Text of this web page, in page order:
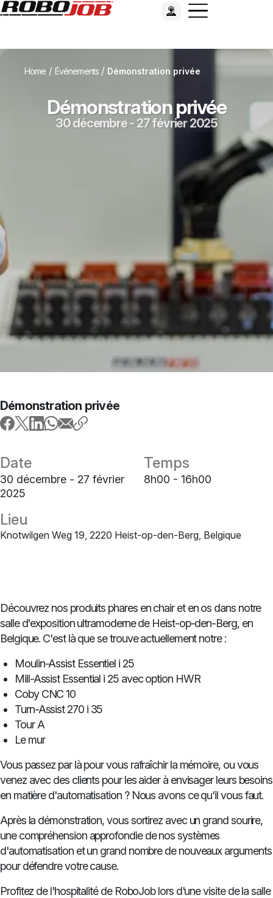
Home / Événements / Démonstration privée
Démonstration privée
30 décembre - 27 février 2025
Démonstration privée
Date
30 décembre - 27 février
2025
Temps
8h00 - 16h00
Lieu
Knotwilgen Weg 19, 2220 Heist-op-den-Berg, Belgique
Découvrez nos produits phares en chair et en os dans notre
salle d'exposition ultramoderne de Heist-op-den-Berg, en
Belgique. C'est là que se trouve actuellement notre :
Moulin-Assist Essentiel i 25
Mill-Assist Essential i 25 avec option HWR
Coby CNC 10
Turn-Assist 270 i 35
Tour A
Le mur
Vous passez par là pour vous rafraîchir la mémoire, ou vous
venez avec des clients pour les aider à envisager leurs besoins
en matière d'automatisation ? Nous avons ce qu'il vous faut.
Après la démonstration, vous sortirez avec un grand sourire,
une compréhension approfondie de nos systèmes
d'automatisation et un grand nombre de nouveaux arguments
pour défendre votre cause.
Profitez de l'hospitalité de RoboJob lors d'une visite de la salle